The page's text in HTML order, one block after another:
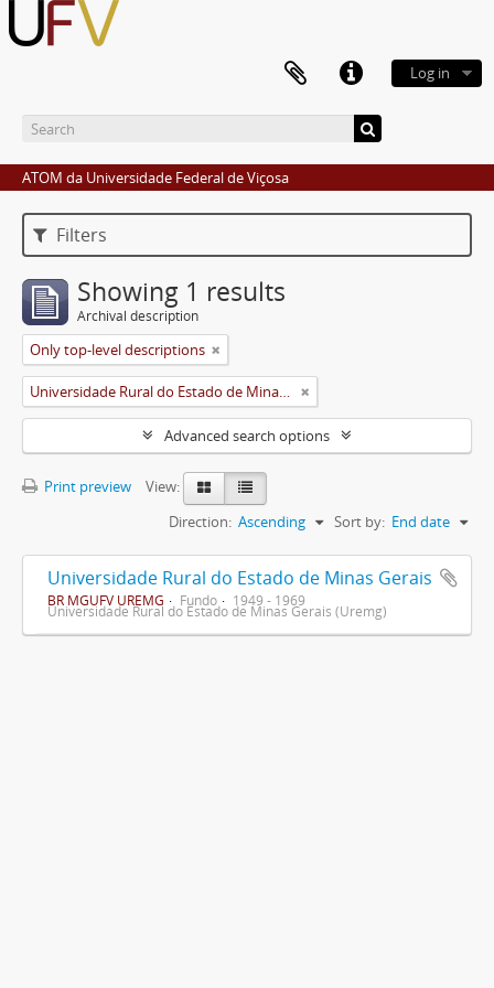
Log in
ATOM da Universidade Federal de Viçosa
Filters
Showing 1 results
Archival description
Only top-level descriptions
Universidade Rural do Estado de Minas Gerais (Uremg)
Advanced search options
Print preview
View:
Sort by: End date
Direction: Ascending
Universidade Rural do Estado de Minas Gerais
BR MGUFV UREMG Fundo 1949 - 1969
Universidade Rural do Estado de Minas Gerais (Uremg)